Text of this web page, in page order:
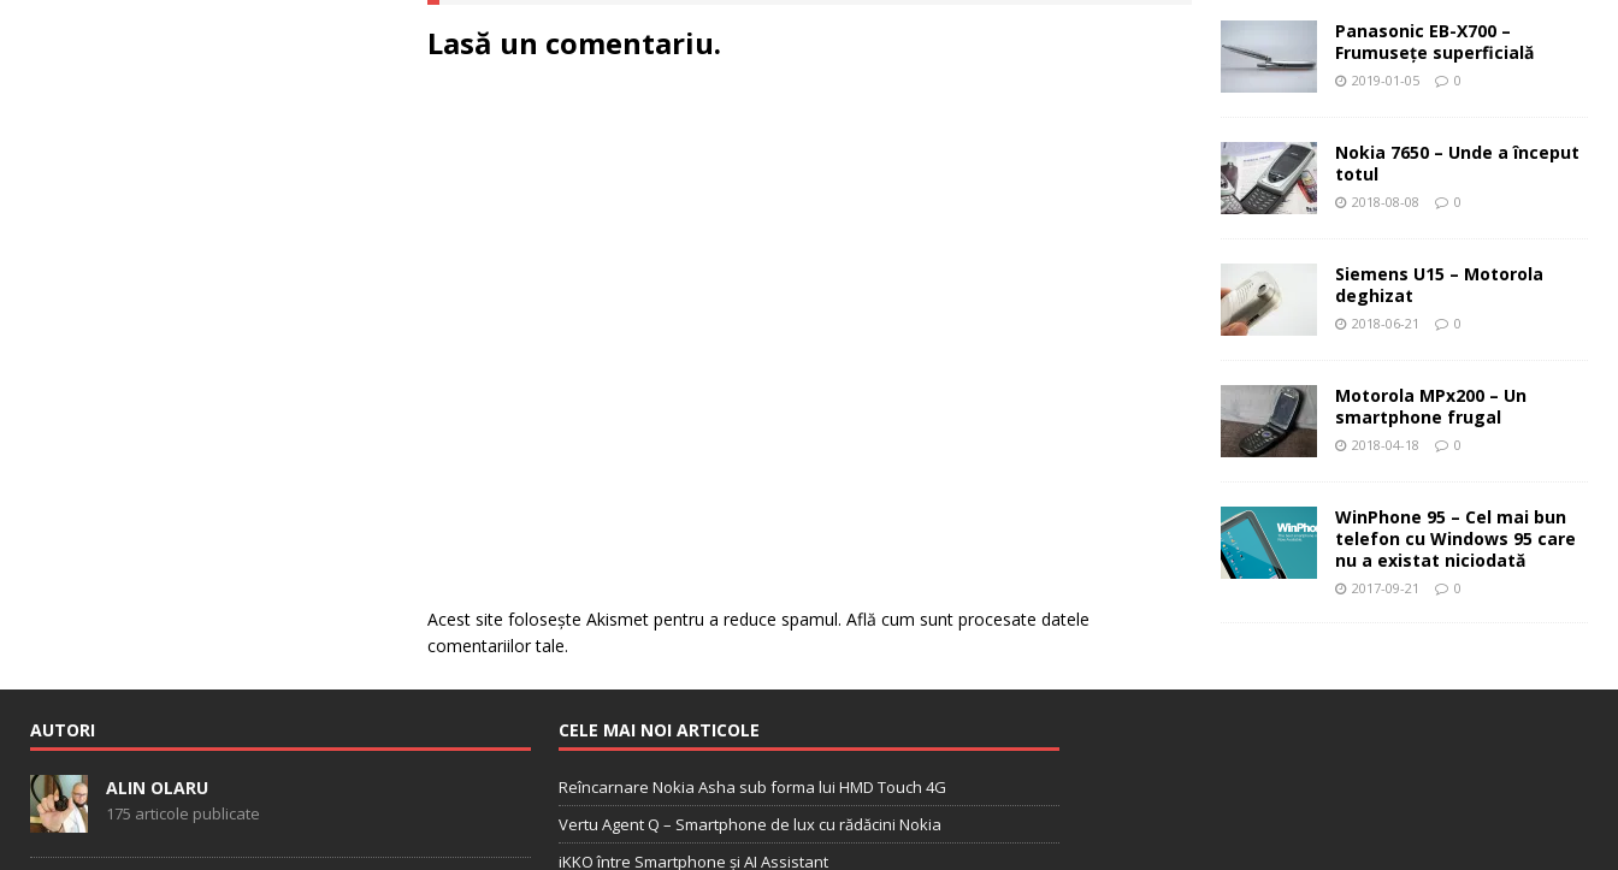
Lasă un comentariu.
Acest site folosește Akismet pentru a reduce spamul. Află cum sunt procesate datele
comentariilor tale.
Panasonic EB-X700 –
Frumuseţe superficială
2019-01-05 0
Nokia 7650 – Unde a început
totul
2018-08-08 0
Siemens U15 – Motorola
deghizat
2018-06-21 0
Motorola MPx200 – Un
smartphone frugal
2018-04-18 0
WinPhone 95 – Cel mai bun
telefon cu Windows 95 care
nu a existat niciodată
2017-09-21 0
AUTORI
ALIN OLARU
175 articole publicate
CELE MAI NOI ARTICOLE
Reîncarnare Nokia Asha sub forma lui HMD Touch 4G
Vertu Agent Q – Smartphone de lux cu rădăcini Nokia
iKKO între Smartphone și AI Assistant